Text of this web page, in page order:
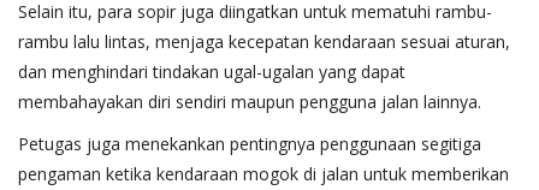
Selain itu, para sopir juga diingatkan untuk mematuhi rambu-
rambu lalu lintas, menjaga kecepatan kendaraan sesuai aturan,
dan menghindari tindakan ugal-ugalan yang dapat
membahayakan diri sendiri maupun pengguna jalan lainnya.
Petugas juga menekankan pentingnya penggunaan segitiga
pengaman ketika kendaraan mogok di jalan untuk memberikan